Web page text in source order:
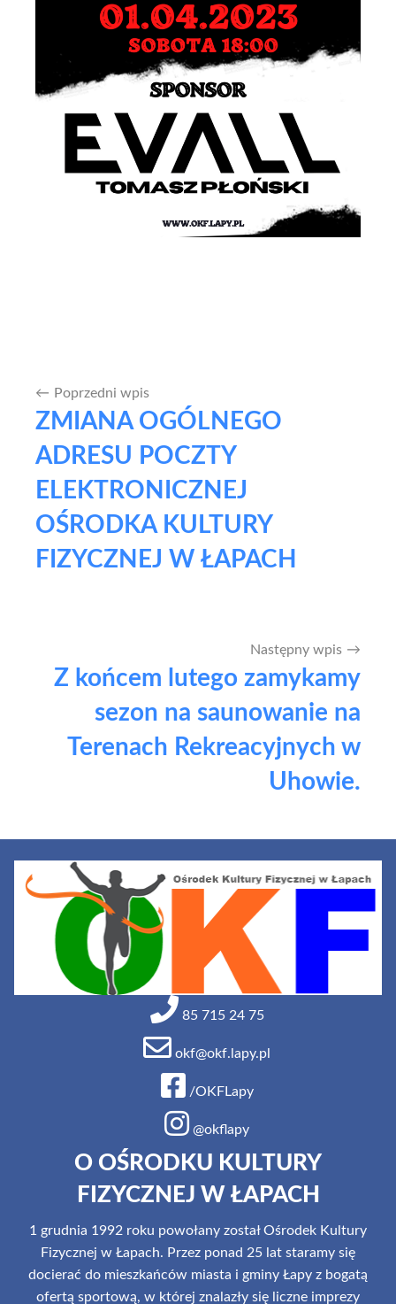
Nawigacja
wpisu
Poprzedni wpis
ZMIANA OGÓLNEGO
ADRESU POCZTY
ELEKTRONICZNEJ
OŚRODKA KULTURY
FIZYCZNEJ W ŁAPACH
Następny wpis
Z końcem lutego zamykamy
sezon na saunowanie na
Terenach Rekreacyjnych w
Uhowie.
85 715 24 75
okf@okf.lapy.pl
/OKFLapy
@okflapy
O OŚRODKU KULTURY
FIZYCZNEJ W ŁAPACH
1 grudnia 1992 roku powołany został Ośrodek Kultury
Fizycznej w Łapach. Przez ponad 25 lat staramy się
docierać do mieszkańców miasta i gminy Łapy z bogatą
ofertą sportową, w której znalazły się liczne imprezy